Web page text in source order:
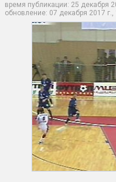
время публикации: 25 декабря
обновление: 07 декабря 2017 г.,